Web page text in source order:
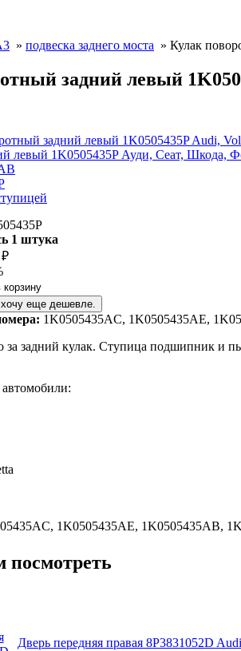
» подвеска заднего моста » Кулак
задний левый
1 штука
₽
еще дешевле.
1K0505435AC, 1K0505435AE,
за задний кулак. Ступица подшипник и
автомобили:
1K0505435AE, 1K0505435AB,
посмотреть
Дверь передняя правая 8P3831052D